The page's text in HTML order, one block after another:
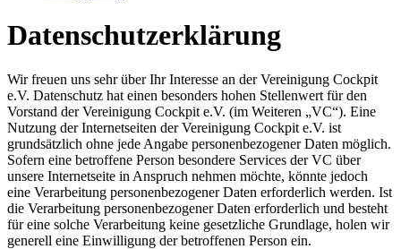
Datenschutzerklärung
Wir freuen uns sehr über Ihr Interesse an der Vereinigung Cockpit
e.V. Datenschutz hat einen besonders hohen Stellenwert für den
Vorstand der Vereinigung Cockpit e.V. (im Weiteren „VC“). Eine
Nutzung der Internetseiten der Vereinigung Cockpit e.V. ist
grundsätzlich ohne jede Angabe personenbezogener Daten möglich.
Sofern eine betroffene Person besondere Services der VC über
unsere Internetseite in Anspruch nehmen möchte, könnte jedoch
eine Verarbeitung personenbezogener Daten erforderlich werden. Ist
die Verarbeitung personenbezogener Daten erforderlich und besteht
für eine solche Verarbeitung keine gesetzliche Grundlage, holen wir
generell eine Einwilligung der betroffenen Person ein.